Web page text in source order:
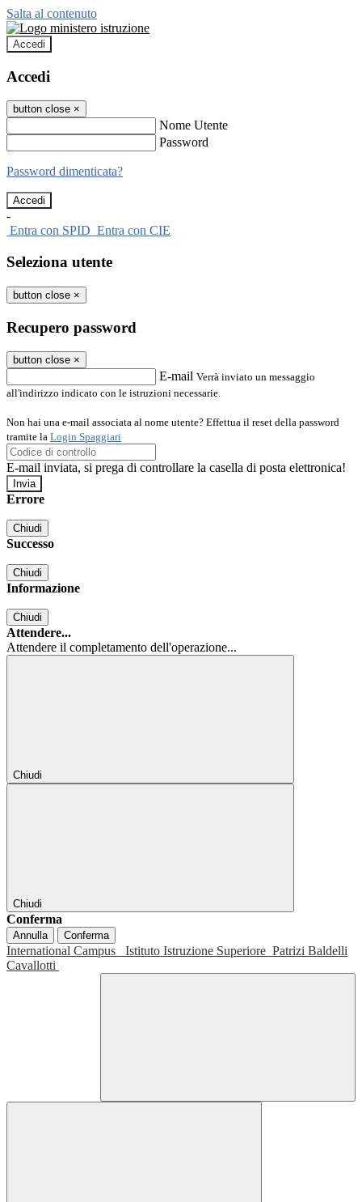
Salta al contenuto
Accedi
Accedi
button close ×
Nome Utente
Password
Password dimenticata?
-
Entra con SPID Entra con CIE
Seleziona utente
button close ×
Recupero password
button close ×
E-mail Verrà inviato un messaggio
all'indirizzo indicato con le istruzioni necessarie.
Non hai una e-mail associata al nome utente? Effettua il reset della password
tramite la Login Spaggiari
E-mail inviata, si prega di controllare la casella di posta elettronica!
Errore
Chiudi
Successo
Chiudi
Informazione
Chiudi
Attendere...
Attendere il completamento dell'operazione...
Chiudi
Chiudi
Conferma
Annulla Conferma
International Campus Istituto Istruzione Superiore Patrizi Baldelli
Cavallotti